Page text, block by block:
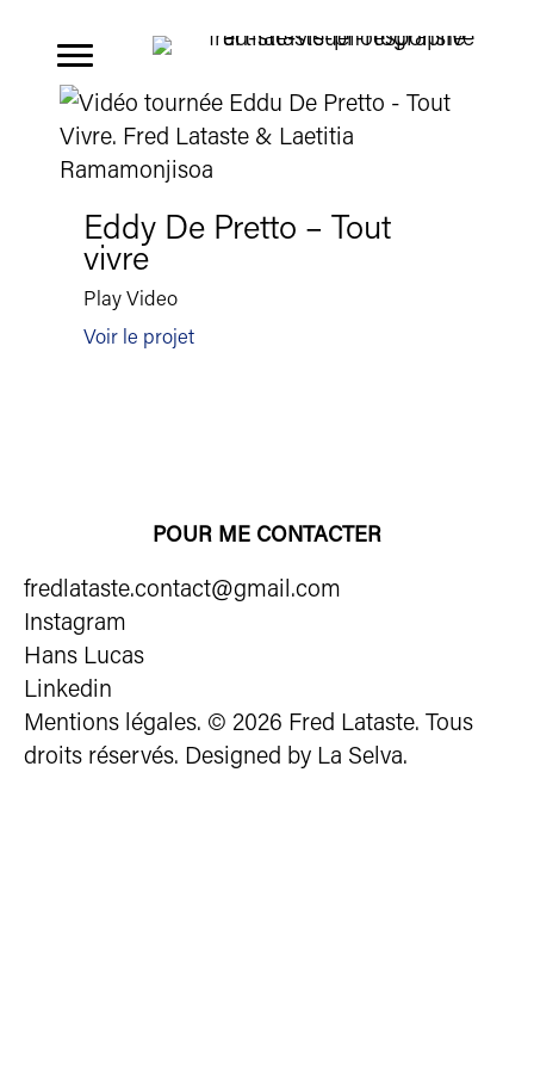
contenu
Eddy De Pretto – Tout
vivre
Play Video
Voir le projet
POUR ME CONTACTER
fredlataste.contact@gmail.com
Instagram
Hans Lucas
Linkedin
Mentions légales. © 2026 Fred Lataste. Tous
droits réservés. Designed by La Selva.